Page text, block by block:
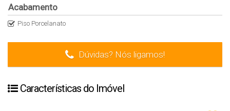
Acabamento
Piso Porcelanato
Dúvidas? Nós ligamos!
Características do Imóvel